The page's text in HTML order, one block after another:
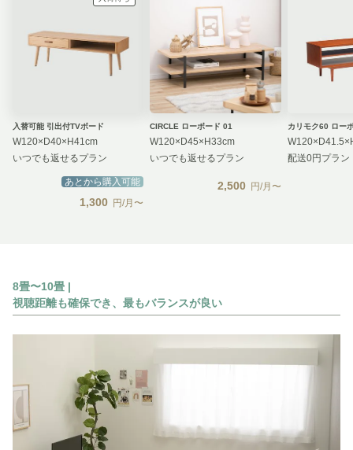
入替可能 引出付TVボード
W120×D40×H41cm
いつでも返せるプラン
あとから購入可能
1,300 円/月〜
CIRCLE ローボード 01
W120×D45×H33cm
いつでも返せるプラン
2,500 円/月〜
カリモク60 ロー
配送0円プラン
8畳〜10畳 |
視聴距離も確保でき、最もバランスが良い